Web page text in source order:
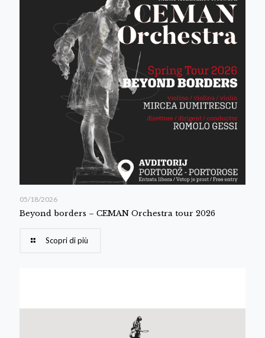
05/18/2026
Beyond borders – CEMAN Orchestra tour 2026
Scopri di più